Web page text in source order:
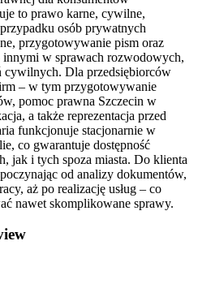
to prawo karne, cywilne,
osób prywatnych
przygotowywanie pism oraz
innymi w sprawach rozwodowych,
cywilnych. Dla przedsiębiorców
– w tym przygotowywanie
pomoc prawna Szczecin w
a także reprezentacja przed
funkcjonuje stacjonarnie w
co gwarantuje dostępność
jak i tych spoza miasta. Do klienta
od analizy dokumentów,
aż po realizację usług – co
nawet skomplikowane sprawy.